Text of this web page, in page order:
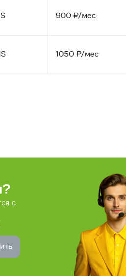
900 ₽/мес
1050 ₽/мес
с